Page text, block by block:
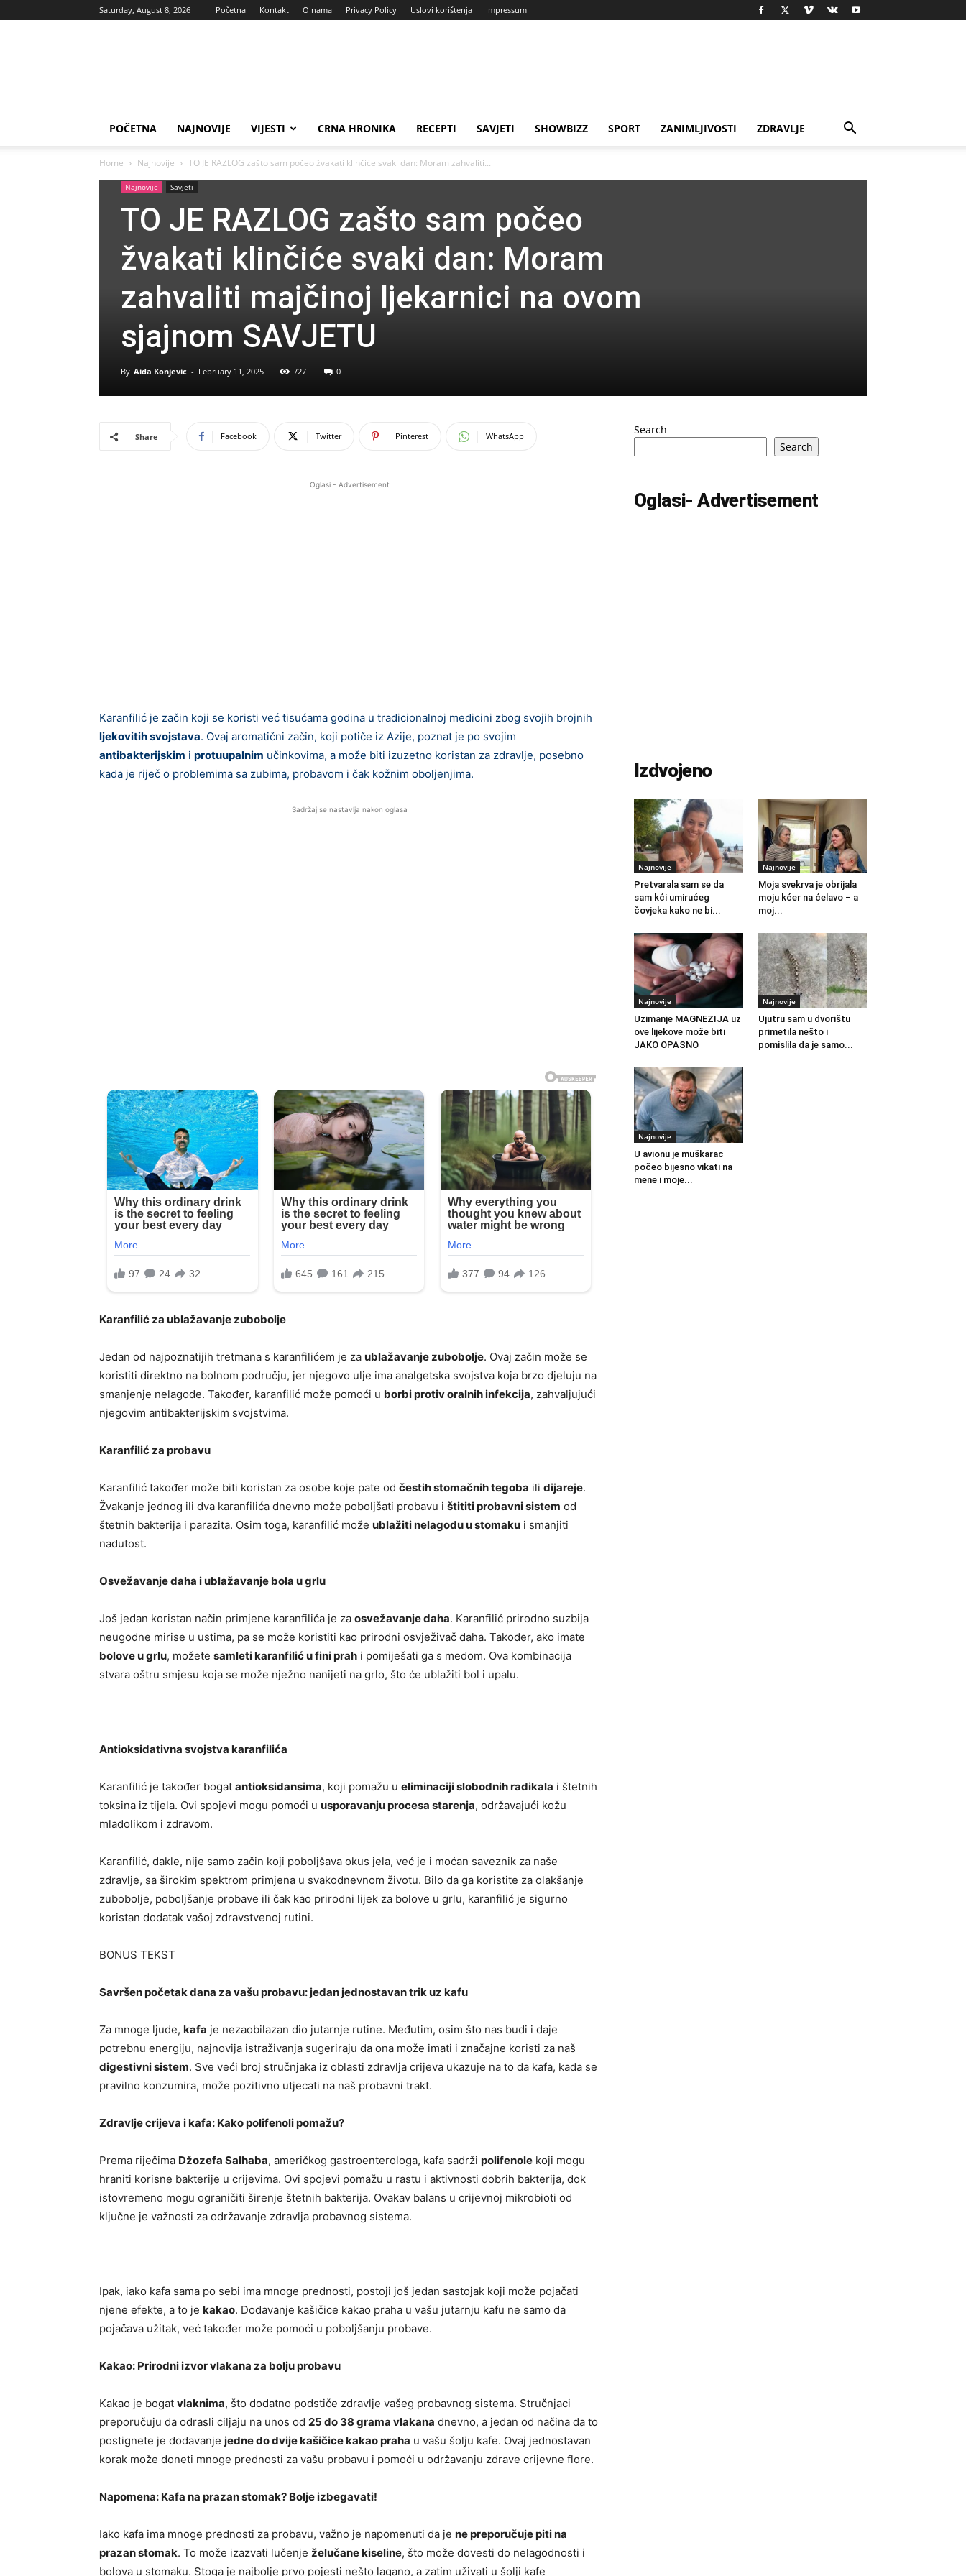
Saturday, August 8, 2026 Početna Kontakt O nama Privacy Policy Uslovi korištenja Impressum
POČETNA NAJNOVIJE VIJESTI CRNA HRONIKA RECEPTI SAVJETI SHOWBIZZ SPORT ZANIMLJIVOSTI ZDRAVLJE
Home Najnovije TO JE RAZLOG zašto sam počeo žvakati klinčiće svaki dan: Moram zahvaliti...
Najnovije Savjeti
TO JE RAZLOG zašto sam počeo
žvakati klinčiće svaki dan: Moram
zahvaliti majčinoj ljekarnici na ovom
sjajnom SAVJETU
By Aida Konjevic - February 11, 2025 727 0
Share Facebook Twitter Pinterest WhatsApp
Oglasi - Advertisement
Karanfilić je začin koji se koristi već tisućama godina u tradicionalnoj medicini zbog svojih brojnih
ljekovitih svojstava. Ovaj aromatični začin, koji potiče iz Azije, poznat je po svojim
antibakterijskim i protuupalnim učinkovima, a može biti izuzetno koristan za zdravlje, posebno
kada je riječ o problemima sa zubima, probavom i čak kožnim oboljenjima.
Sadržaj se nastavlja nakon oglasa
Karanfilić za ublažavanje zubobolje
Jedan od najpoznatijih tretmana s karanfilićem je za ublažavanje zubobolje. Ovaj začin može se
koristiti direktno na bolnom području, jer njegovo ulje ima analgetska svojstva koja brzo djeluju na
smanjenje nelagode. Također, karanfilić može pomoći u borbi protiv oralnih infekcija, zahvaljujući
njegovim antibakterijskim svojstvima.
Karanfilić za probavu
Karanfilić također može biti koristan za osobe koje pate od čestih stomačnih tegoba ili dijareje.
Žvakanje jednog ili dva karanfilića dnevno može poboljšati probavu i štititi probavni sistem od
štetnih bakterija i parazita. Osim toga, karanfilić može ublažiti nelagodu u stomaku i smanjiti
nadutost.
Osvežavanje daha i ublažavanje bola u grlu
Još jedan koristan način primjene karanfilića je za osvežavanje daha. Karanfilić prirodno suzbija
neugodne mirise u ustima, pa se može koristiti kao prirodni osvježivač daha. Također, ako imate
bolove u grlu, možete samleti karanfilić u fini prah i pomiješati ga s medom. Ova kombinacija
stvara oštru smjesu koja se može nježno nanijeti na grlo, što će ublažiti bol i upalu.
Antioksidativna svojstva karanfilića
Karanfilić je također bogat antioksidansima, koji pomažu u eliminaciji slobodnih radikala i štetnih
toksina iz tijela. Ovi spojevi mogu pomoći u usporavanju procesa starenja, održavajući kožu
mladolikom i zdravom.
Karanfilić, dakle, nije samo začin koji poboljšava okus jela, već je i moćan saveznik za naše
zdravlje, sa širokim spektrom primjena u svakodnevnom životu. Bilo da ga koristite za olakšanje
zubobolje, poboljšanje probave ili čak kao prirodni lijek za bolove u grlu, karanfilić je sigurno
koristan dodatak vašoj zdravstvenoj rutini.
BONUS TEKST
Savršen početak dana za vašu probavu: jedan jednostavan trik uz kafu
Za mnoge ljude, kafa je nezaobilazan dio jutarnje rutine. Međutim, osim što nas budi i daje
potrebnu energiju, najnovija istraživanja sugeriraju da ona može imati i značajne koristi za naš
digestivni sistem. Sve veći broj stručnjaka iz oblasti zdravlja crijeva ukazuje na to da kafa, kada se
pravilno konzumira, može pozitivno utjecati na naš probavni trakt.
Zdravlje crijeva i kafa: Kako polifenoli pomažu?
Prema riječima Džozefa Salhaba, američkog gastroenterologa, kafa sadrži polifenole koji mogu
hraniti korisne bakterije u crijevima. Ovi spojevi pomažu u rastu i aktivnosti dobrih bakterija, dok
istovremeno mogu ograničiti širenje štetnih bakterija. Ovakav balans u crijevnoj mikrobioti od
ključne je važnosti za održavanje zdravlja probavnog sistema.
Ipak, iako kafa sama po sebi ima mnoge prednosti, postoji još jedan sastojak koji može pojačati
njene efekte, a to je kakao. Dodavanje kašičice kakao praha u vašu jutarnju kafu ne samo da
pojačava užitak, već također može pomoći u poboljšanju probave.
Kakao: Prirodni izvor vlakana za bolju probavu
Kakao je bogat vlaknima, što dodatno podstiče zdravlje vašeg probavnog sistema. Stručnjaci
preporučuju da odrasli ciljaju na unos od 25 do 38 grama vlakana dnevno, a jedan od načina da to
postignete je dodavanje jedne do dvije kašičice kakao praha u vašu šolju kafe. Ovaj jednostavan
korak može doneti mnoge prednosti za vašu probavu i pomoći u održavanju zdrave crijevne flore.
Napomena: Kafa na prazan stomak? Bolje izbegavati!
Iako kafa ima mnoge prednosti za probavu, važno je napomenuti da je ne preporučuje piti na
prazan stomak. To može izazvati lučenje želučane kiseline, što može dovesti do nelagodnosti i
bolova u stomaku. Stoga je najbolje prvo pojesti nešto lagano, a zatim uživati u šolji kafe
Search
Search
Oglasi- Advertisement
Izdvojeno
Najnovije
Pretvarala sam se da
sam kći umirućeg
čovjeka kako ne bi...
Najnovije
Moja svekrva je obrijala
moju kćer na ćelavo – a
moj...
Najnovije
Uzimanje MAGNEZIJA uz
ove lijekove može biti
JAKO OPASNO
Najnovije
Ujutru sam u dvorištu
primetila nešto i
pomislila da je samo...
Najnovije
U avionu je muškarac
počeo bijesno vikati na
mene i moje...